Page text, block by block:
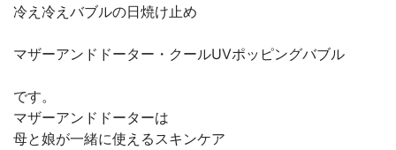
冷え冷えバブルの日焼け止め
マザーアンドドーター・クールUVポッピングバブル
です。
マザーアンドドーターは
母と娘が一緒に使えるスキンケア